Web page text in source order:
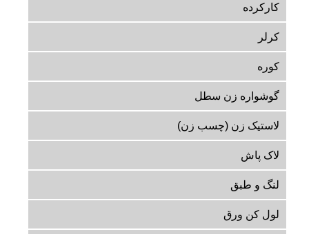
کارکرده
کرلر
کوره
گوشواره زن سطل
لاستیک زن (چسب زن)
لاک پاش
لنگ و طبق
لول کن ورق